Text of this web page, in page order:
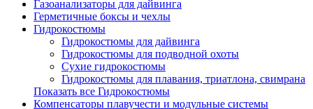
Газоанализаторы для дайвинга
Герметичные боксы и чехлы
Гидрокостюмы
Гидрокостюмы для дайвинга
Гидрокостюмы для подводной охоты
Сухие гидрокостюмы
Гидрокостюмы для плавания, триатлона, свимрана
Показать все Гидрокостюмы
Компенсаторы плавучести и модульные системы